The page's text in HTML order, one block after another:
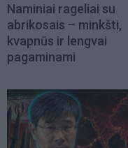
Naminiai rageliai su
abrikosais – minkšti,
kvapnūs ir lengvai
pagaminami